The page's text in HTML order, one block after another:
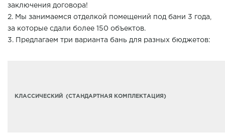
заключения договора!
2. Мы занимаемся отделкой помещений под бани 3 года,
за которые сдали более 150 объектов.
3. Предлагаем три варианта бань для разных бюджетов:
КЛАССИЧЕСКИЙ (СТАНДАРТНАЯ КОМПЛЕКТАЦИЯ)